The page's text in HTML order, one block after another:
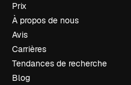
Prix
À propos de nous
Avis
Carrières
Tendances de recherche
Blog